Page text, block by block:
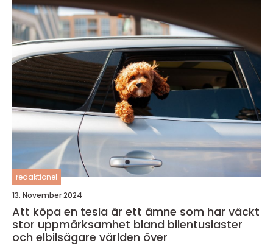
redaktionel
13. November 2024
Att köpa en tesla är ett ämne som har väckt
stor uppmärksamhet bland bilentusiaster
och elbilsägare världen över